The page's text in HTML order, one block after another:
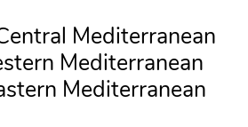
Mediterranean
Mediterranean
Mediterranean